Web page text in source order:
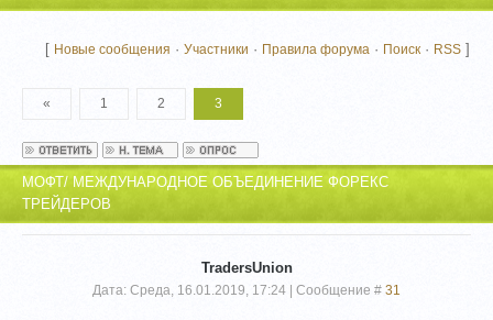
[ Новые сообщения ·Участники · Правила форума · Поиск · RSS ]
« 1 2 3
МОФТ/ МЕЖДУНАРОДНОЕ ОБЪЕДИНЕНИЕ ФОРЕКС
ТРЕЙДЕРОВ
TradersUnion
Дата: Среда, 16.01.2019, 17:24 | Сообщение # 31